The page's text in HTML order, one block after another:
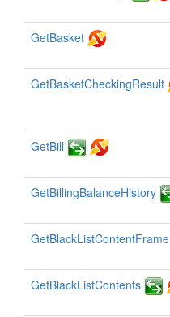
GetBasket
GetBasketCheckingResult
GetBill
GetBillingBalanceHistory
GetBlackListContentFrame
GetBlackListContents